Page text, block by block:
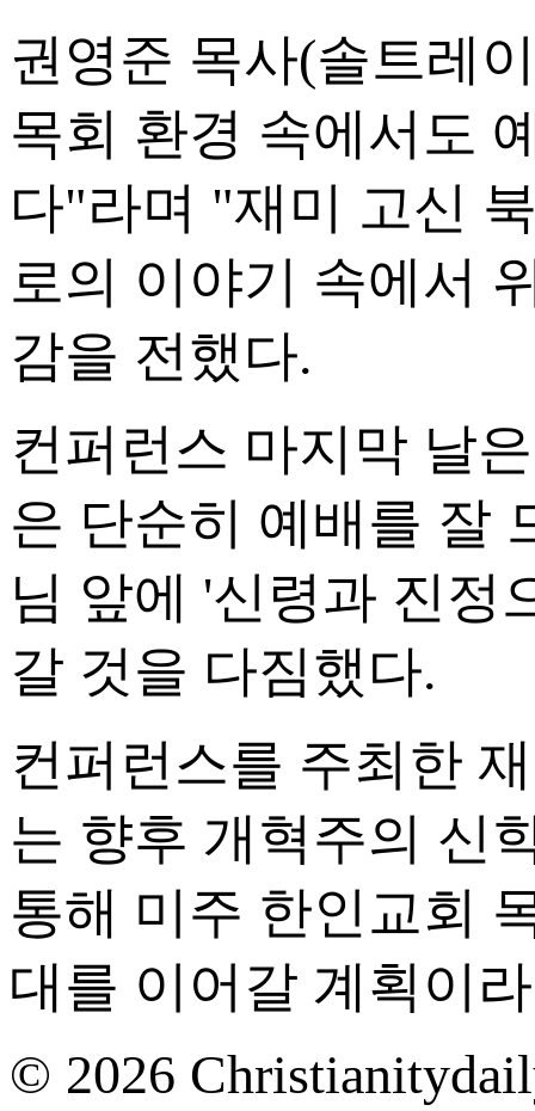
권영준 목사(솔트레
목회 환경 속에서도
다"라며 "재미 고신
로의 이야기 속에서
감을 전했다.
컨퍼런스 마지막 날
은 단순히 예배를 잘
님 앞에 '신령과 진정
갈 것을 다짐했다.
컨퍼런스를 주최한
는 향후 개혁주의 신
통해 미주 한인교회
대를 이어갈 계획이
© 2026